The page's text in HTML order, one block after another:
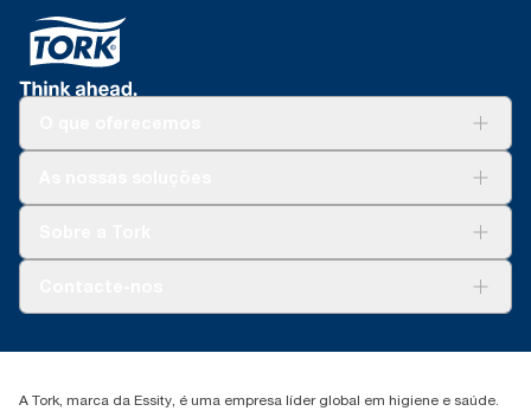
+351 218 985 110
A Tork, marca da Essity, é uma empresa líder global em higiene e saúde.